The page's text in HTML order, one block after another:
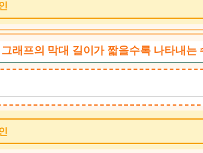
래프의 막대 길이가 짧을수록 나타내는